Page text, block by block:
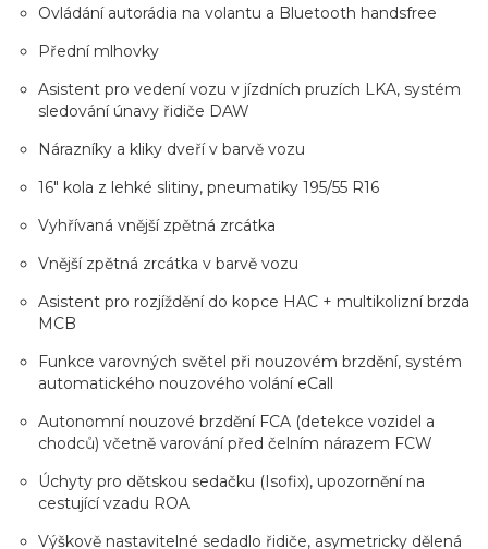
Ovládání autorádia na volantu a Bluetooth handsfree
Přední mlhovky
Asistent pro vedení vozu v jízdních pruzích LKA, systém
sledování únavy řidiče DAW
Nárazníky a kliky dveří v barvě vozu
16" kola z lehké slitiny, pneumatiky 195/55 R16
Vyhřívaná vnější zpětná zrcátka
Vnější zpětná zrcátka v barvě vozu
Asistent pro rozjíždění do kopce HAC + multikolizní brzda
MCB
Funkce varovných světel při nouzovém brzdění, systém
automatického nouzového volání eCall
Autonomní nouzové brzdění FCA (detekce vozidel a
chodců) včetně varování před čelním nárazem FCW
Úchyty pro dětskou sedačku (Isofix), upozornění na
cestující vzadu ROA
Výškově nastavitelné sedadlo řidiče, asymetricky dělená